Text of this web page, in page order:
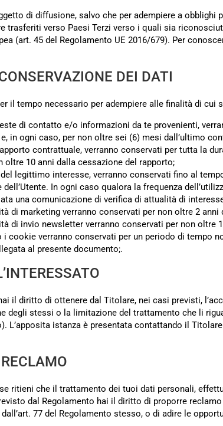
di diffusione, salvo che per adempiere a obblighi
trasferiti verso Paesi Terzi verso i quali sia
(art. 45 del Regolamento UE 2016/679). Per
DEI DATI
il tempo necessario per adempiere alle finalità di cui
di contatto e/o informazioni da te provenienti,
in ogni caso, per non oltre sei (6) mesi dall’ultimo
contrattuale, verranno conservati per tutta la
oltre 10 anni dalla cessazione del rapporto;
legittimo interesse, verranno conservati fino al
dell’Utente. In ogni caso qualora la frequenza
una comunicazione di verifica di attualità di
di marketing verranno conservati per non oltre 2 anni
di invio newsletter verranno conservati per non oltre
i cookie verranno conservati per un periodo di tempo
al presente documento;.
il diritto di ottenere dal Titolare, nei casi previsti,
degli stessi o la limitazione del trattamento che li
L’apposita istanza è presentata contattando il Titolare
ritieni che il trattamento dei tuoi dati personali,
dal Regolamento hai il diritto di proporre
77 del Regolamento stesso, o di adire le